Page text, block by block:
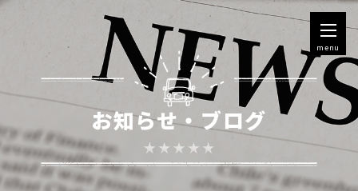
menu
お知らせ・ブログ